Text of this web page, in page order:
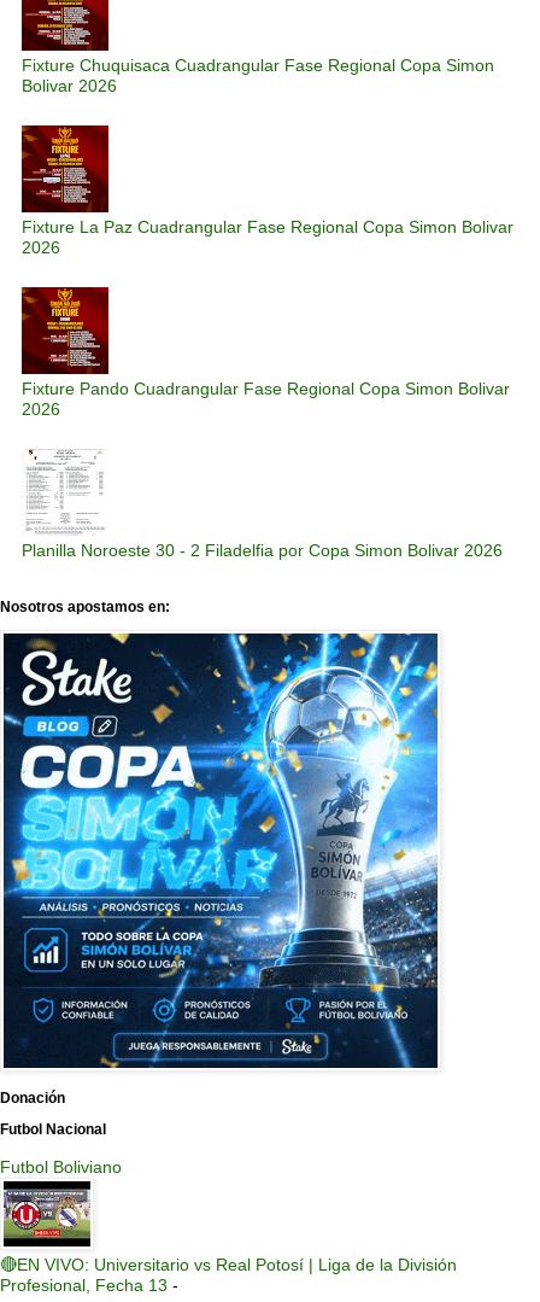
Fixture Chuquisaca Cuadrangular Fase Regional Copa Simon
Bolivar 2026
Fixture La Paz Cuadrangular Fase Regional Copa Simon Bolivar
2026
Fixture Pando Cuadrangular Fase Regional Copa Simon Bolivar
2026
Planilla Noroeste 30 - 2 Filadelfia por Copa Simon Bolivar 2026
Nosotros apostamos en:
Donación
Futbol Nacional
Futbol Boliviano
🔴EN VIVO: Universitario vs Real Potosí | Liga de la División
Profesional, Fecha 13 -